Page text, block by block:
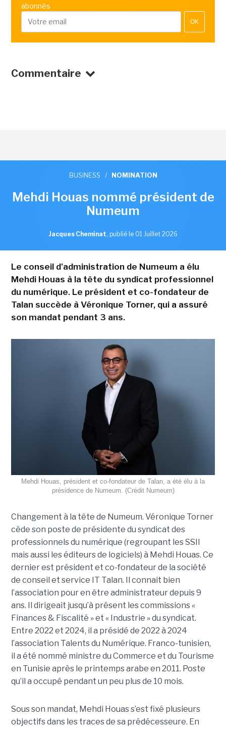
abonnés
OK
Commentaire
BUSINESS / NOMINATION
Mehdi Houas nommé président de
Numeum
Jacques Cheminat, publié le 01 Juillet 2026
Le conseil d'administration de Numeum a élu
Mehdi Houas à la tête du syndicat professionnel
du numérique. Le président et co-fondateur de
Talan succède à Véronique Torner, qui a assuré
son mandat pendant 3 ans.
Mehdi Houas, président et co-fondateur de Talan, a été élu à la
présidence de Numeum. (Crédit Numeum)
Changement à la tête de Numeum. Véronique Torner
cède son poste de présidente du syndicat des
professionnels du numérique (regroupant les SSII
mais aussi les éditeurs de logiciels) à Mehdi Houas. Ce
dernier est président et co-fondateur de la société
de conseil et service IT Talan. Il connait bien
l’association pour en être administrateur depuis 9
ans. Il dirigeait jusqu’à présent les commissions «
Finances & Fiscalité » et « Industrie » du syndicat.
Entre 2022 et 2024, il a présidé de 2022 à 2024
l’association Talents du Numérique. Franco-tunisien,
il a été nommé ministre du Commerce et du Tourisme
en Tunisie après le printemps arabe en 2011. Poste
qu’il a occupé pendant un peu plus de 10 mois.
Sous son mandat, Mehdi Houas s’est fixé plusieurs
objectifs dans les traces de sa prédécesseure. En